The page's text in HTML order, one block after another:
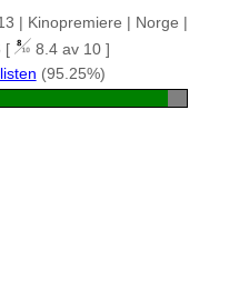
| Kinopremiere | Norge |
[
8.4 av 10 ]
(95.25%)